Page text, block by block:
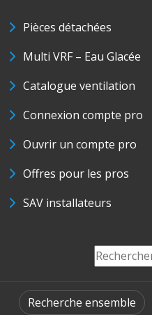
Pièces détachées
Multi VRF – Eau Glacée
Catalogue ventilation
Connexion compte pro
Ouvrir un compte pro
Offres pour les pros
SAV installateurs
Recherche ensemble